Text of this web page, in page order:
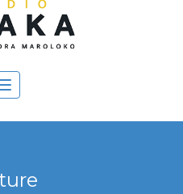
Toggle
navigation